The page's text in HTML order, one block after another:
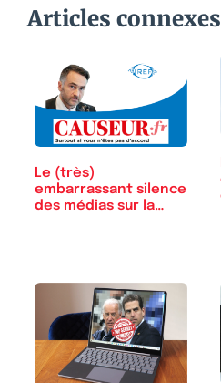
Articles
Le (très)
embarrassant silence
des médias sur la…